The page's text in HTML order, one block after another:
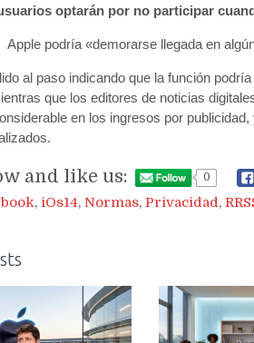
optarán por no participar
Apple podría «demorarse llegada en
al paso indicando que la función
que los editores de noticias
en los ingresos por
and like us: 0
, iOs14, Normas, Privacidad,